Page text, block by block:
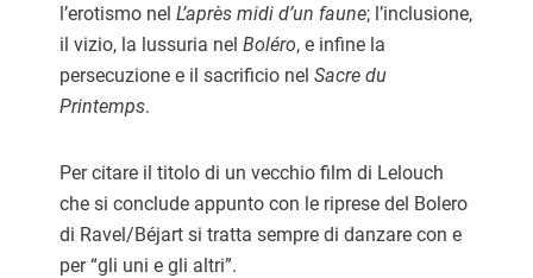
l’erotismo nel L’après midi d’un faune; l’inclusione,
il vizio, la lussuria nel Boléro, e infine la
persecuzione e il sacrificio nel Sacre du
Printemps.
Per citare il titolo di un vecchio film di Lelouch
che si conclude appunto con le riprese del Bolero
di Ravel/Béjart si tratta sempre di danzare con e
per “gli uni e gli altri”.